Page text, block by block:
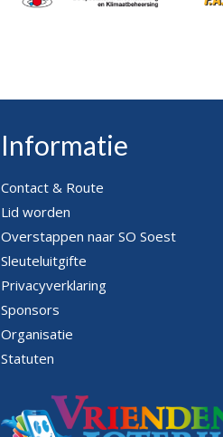
Informatie
Contact & Route
Lid worden
Overstappen naar SO Soest
Sleuteluitgifte
Privacyverklaring
Sponsors
Organisatie
Statuten